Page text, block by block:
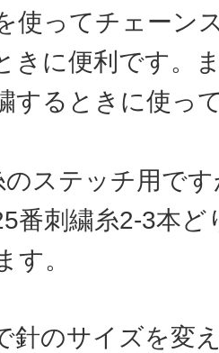
使ってチェーン
きに便利です。
するときに使っ
のステッチ用で
番刺繍糸2-3本ど
す。
針のサイズを変